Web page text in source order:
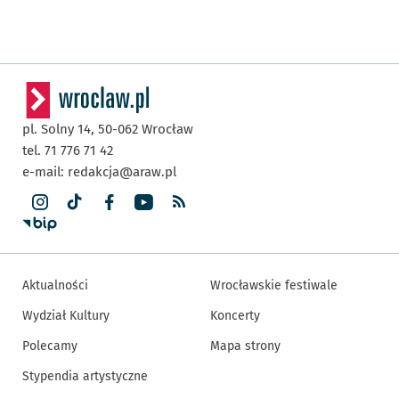
pl. Solny 14, 50-062 Wrocław
tel. 71 776 71 42
e-mail: redakcja@araw.pl
Aktualności
Wydział Kultury
Polecamy
Stypendia artystyczne
Wrocławskie festiwale
Koncerty
Mapa strony